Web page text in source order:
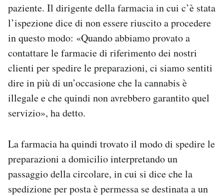
paziente. Il dirigente della farmacia in cui c’è stata
l’ispezione dice di non essere riuscito a procedere
in questo modo: «Quando abbiamo provato a
contattare le farmacie di riferimento dei nostri
clienti per spedire le preparazioni, ci siamo sentiti
dire in più di un’occasione che la cannabis è
illegale e che quindi non avrebbero garantito quel
servizio», ha detto.
La farmacia ha quindi trovato il modo di spedire le
preparazioni a domicilio interpretando un
passaggio della circolare, in cui si dice che la
spedizione per posta è permessa se destinata a un